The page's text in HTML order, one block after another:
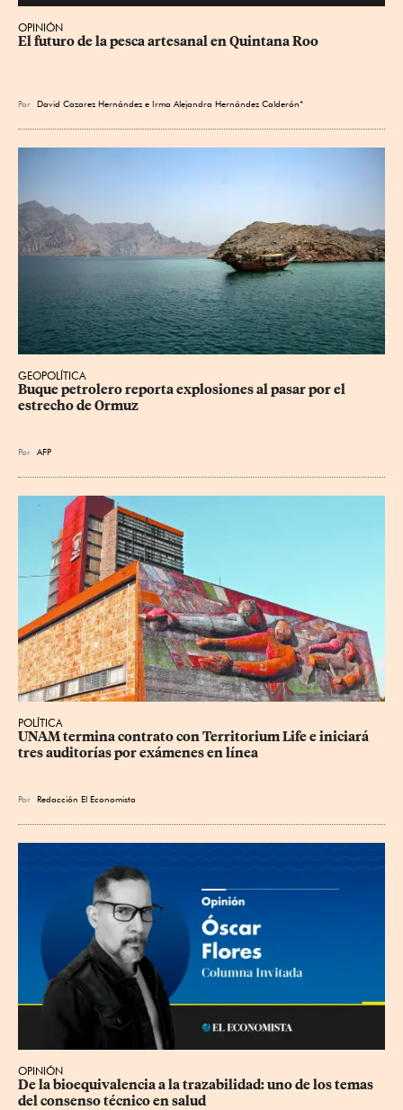
OPINIÓN
El futuro de la pesca artesanal en Quintana Roo
Por David Cazarez Hernández e Irma Alejandra Hernández Calderón*
GEOPOLÍTICA
Buque petrolero reporta explosiones al pasar por el
estrecho de Ormuz
Por AFP
POLÍTICA
UNAM termina contrato con Territorium Life e iniciará
tres auditorías por exámenes en línea
Por Redacción El Economista
OPINIÓN
De la bioequivalencia a la trazabilidad: uno de los temas
del consenso técnico en salud